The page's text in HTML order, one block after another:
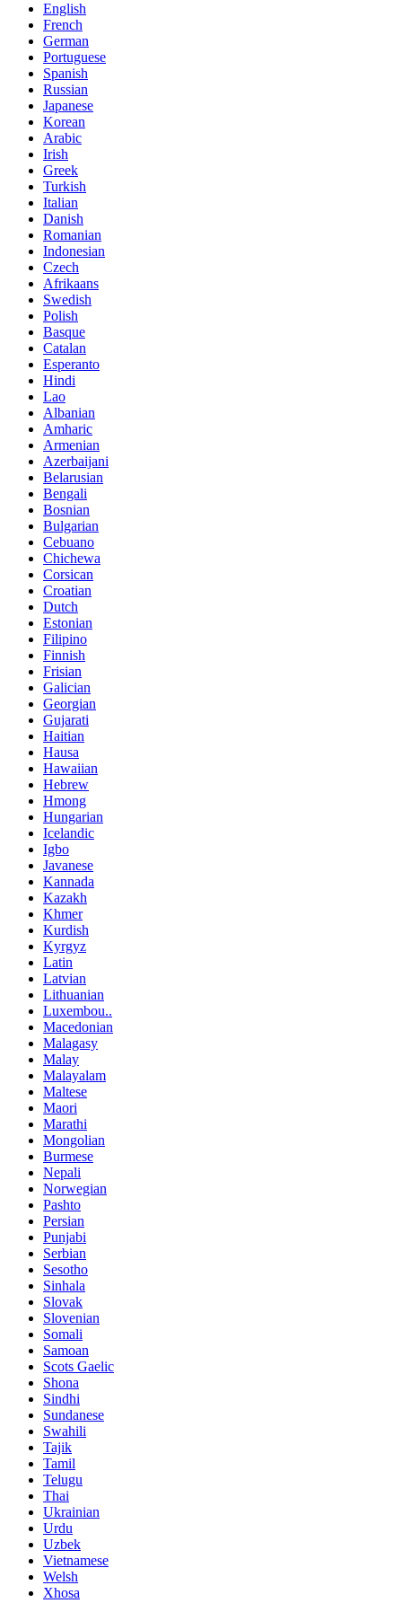
English
French
German
Portuguese
Spanish
Russian
Japanese
Korean
Arabic
Irish
Greek
Turkish
Italian
Danish
Romanian
Indonesian
Czech
Afrikaans
Swedish
Polish
Basque
Catalan
Esperanto
Hindi
Lao
Albanian
Amharic
Armenian
Azerbaijani
Belarusian
Bengali
Bosnian
Bulgarian
Cebuano
Chichewa
Corsican
Croatian
Dutch
Estonian
Filipino
Finnish
Frisian
Galician
Georgian
Gujarati
Haitian
Hausa
Hawaiian
Hebrew
Hmong
Hungarian
Icelandic
Igbo
Javanese
Kannada
Kazakh
Khmer
Kurdish
Kyrgyz
Latin
Latvian
Lithuanian
Luxembou..
Macedonian
Malagasy
Malay
Malayalam
Maltese
Maori
Marathi
Mongolian
Burmese
Nepali
Norwegian
Pashto
Persian
Punjabi
Serbian
Sesotho
Sinhala
Slovak
Slovenian
Somali
Samoan
Scots Gaelic
Shona
Sindhi
Sundanese
Swahili
Tajik
Tamil
Telugu
Thai
Ukrainian
Urdu
Uzbek
Vietnamese
Welsh
Xhosa